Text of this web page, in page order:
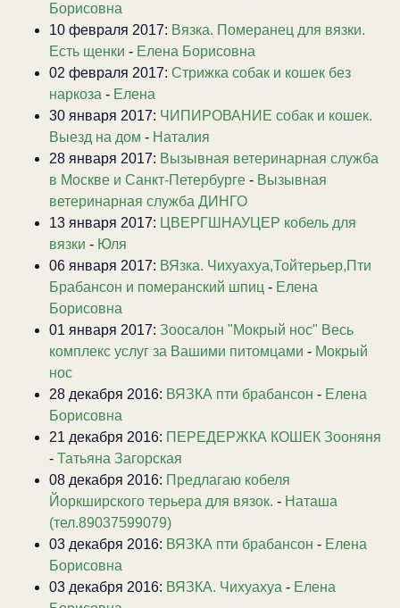
Борисовна
10 февраля 2017: Вязка. Померанец для вязки.
Есть щенки - Елена Борисовна
02 февраля 2017: Стрижка собак и кошек без
наркоза - Елена
30 января 2017: ЧИПИРОВАНИЕ собак и кошек.
Выезд на дом - Наталия
28 января 2017: Вызывная ветеринарная служба
в Москве и Санкт-Петербурге - Вызывная
ветеринарная служба ДИНГО
13 января 2017: ЦВЕРГШНАУЦЕР кобель для
вязки - Юля
06 января 2017: ВЯзка. Чихуахуа,Тойтерьер,Пти
Брабансон и померанский шпиц - Елена
Борисовна
01 января 2017: Зоосалон "Мокрый нос" Весь
комплекс услуг за Вашими питомцами - Мокрый
нос
28 декабря 2016: ВЯЗКА пти брабансон - Елена
Борисовна
21 декабря 2016: ПЕРЕДЕРЖКА КОШЕК Зооняня
- Татьяна Загорская
08 декабря 2016: Предлагаю кобеля
Йоркширского терьера для вязок. - Наташа
(тел.89037599079)
03 декабря 2016: ВЯЗКА пти брабансон - Елена
Борисовна
03 декабря 2016: ВЯЗКА. Чихуахуа - Елена